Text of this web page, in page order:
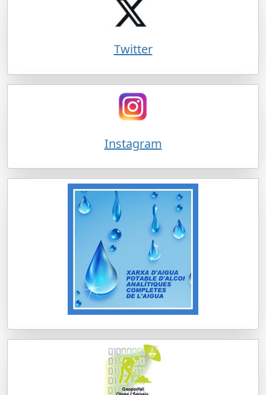
Twitter
Instagram